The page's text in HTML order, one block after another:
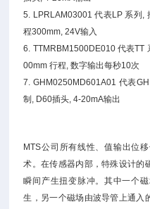
5. LPRLAM03001 代表LP 系列,
程300mm, 24V输入
6. TTMRBM1500DE010 代表TT
00mm 行程, 数字输出每秒10次
7. GHM0250MD601A01 代表
制, D60插头, 4-20mA输出
MTS公司所有线性、值输出位
术。在传感器内部，特殊设计的
瞬间产生扭变脉冲。其中一个
生，另一个磁场由波导管上通入